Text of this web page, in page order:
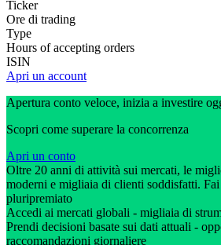
Ticker
Ore di trading
Type
Hours of accepting orders
ISIN
Apri un account
Apertura conto veloce, inizia a investire
Scopri come superare la concorrenza
Apri un conto
Oltre 20 anni di attività sui mercati, le
moderni e migliaia di clienti soddisfatti.
pluripremiato
Accedi ai mercati globali - migliaia di
Prendi decisioni basate sui dati attuali -
raccomandazioni giornaliere